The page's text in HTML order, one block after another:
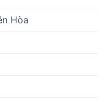
Hòa